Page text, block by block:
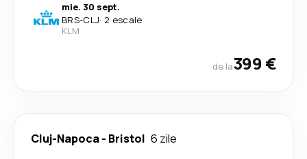
mie. 30 sept.
BRS-CLJ· 2 escale
KLM
de la399 €
Cluj-Napoca- Bristol 6 zile